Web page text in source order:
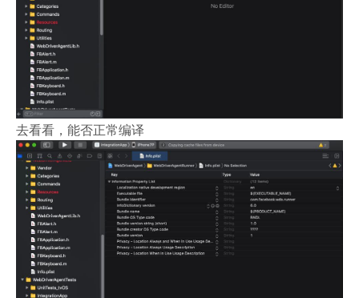
去看看，能否正常编译